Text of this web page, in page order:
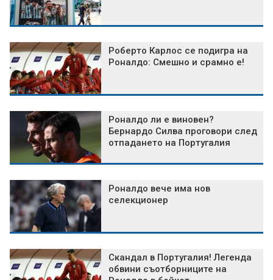
Роберто Карлос се подигра на
Роналдо: Смешно и срамно е!
Роналдо ли е виновен?
Бернардо Силва проговори след
отпадането на Португалия
Роналдо вече има нов
селекционер
Скандал в Португалия! Легенда
обвини съотборниците на